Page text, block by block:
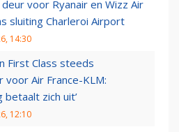
voor Ryanair en Wizz Air
sluiting Charleroi Airport
14:30
First Class steeds
voor Air France-KLM:
betaalt zich uit’
12:10